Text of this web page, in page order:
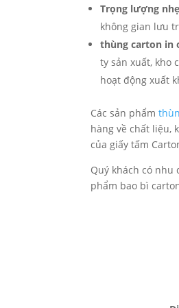
Trọng lượng
không gian lưu
thùng carton in
ty sản xuất, kho
hoạt động xuất
Các sản phẩm
hàng về chất liệu,
của giấy tấm
Quý khách có nhu
phẩm bao bì